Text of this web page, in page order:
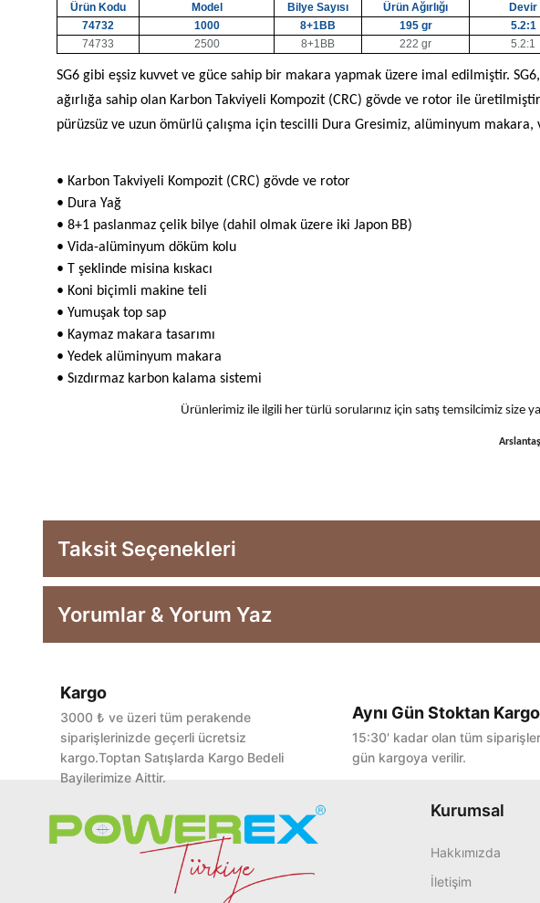
Ürün Kodu Model Bilye Sayısı Ürün Ağırlığı Devir
74732
1000 8+1BB 195 gr 5.2:1
74733
2500 8+1BB 222 gr 5.2:1
SG6 gibi eşsiz kuvvet ve güce sahip bir makara yapmak üzere imal edilmiştir.
ağırlığa sahip olan Karbon Takviyeli Kompozit (CRC) gövde ve rotor ile
pürüzsüz ve uzun ömürlü çalışma için tescilli Dura Gresimiz, alüminyum makara,
• Karbon Takviyeli Kompozit (CRC) gövde ve rotor
• Dura Yağ
• 8+1 paslanmaz çelik bilye (dahil olmak üzere iki Japon BB)
• Vida-alüminyum döküm kolu
• T şeklinde misina kıskacı
• Koni biçimli makine teli
• Yumuşak top sap
• Kaymaz makara tasarımı
• Yedek alüminyum makara
• Sızdırmaz karbon kalama sistemi
Ürünlerimiz ile ilgili her türlü sorularınız için satış temsilcimiz size
Taksit Seçenekleri
Yorumlar & Yorum Yaz
Kargo
3000 ₺ ve üzeri tüm perakende
siparişlerinizde geçerli ücretsiz
kargo.Toptan Satışlarda Kargo Bedeli
Bayilerimize Aittir.
Aynı Gün Stoktan Kargo
15:30' kadar olan tüm
gün kargoya verilir.
Kurumsal
Hakkımızda
İletişim